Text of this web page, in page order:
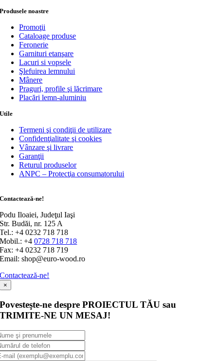
Produsele noastre
Promoţii
Cataloage produse
Feronerie
Garnituri etanşare
Lacuri si vopsele
Şlefuirea lemnului
Mânere
Praguri, profile şi lăcrimare
Placări lemn-aluminiu
Utile
Termeni şi condiţii de utilizare
Confidenţialitate şi cookies
Vânzare şi livrare
Garanţii
Returul produselor
ANPC – Protecţia consumatorului
Contactează-ne!
Podu Iloaiei, Judeţul Iaşi
Str. Budăi, nr. 125 A
Tel.: +4 0232 718 718
Mobil.: +40728 718 718
Fax: +4 0232 718 719
Email: shop@euro-wood.ro
Contactează-ne!
×
Povesteşte-ne despre PROIECTUL TĂU sau
TRIMITE-NE UN MESAJ!